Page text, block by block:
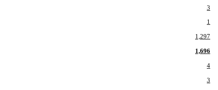
3
1
1,297
1,696
4
3